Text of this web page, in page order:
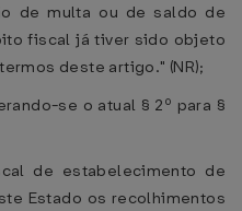
de multa ou de saldo de
fiscal já tiver sido objeto
deste artigo." (NR);
se o atual § 2º para §
de estabelecimento de
Estado os recolhimentos